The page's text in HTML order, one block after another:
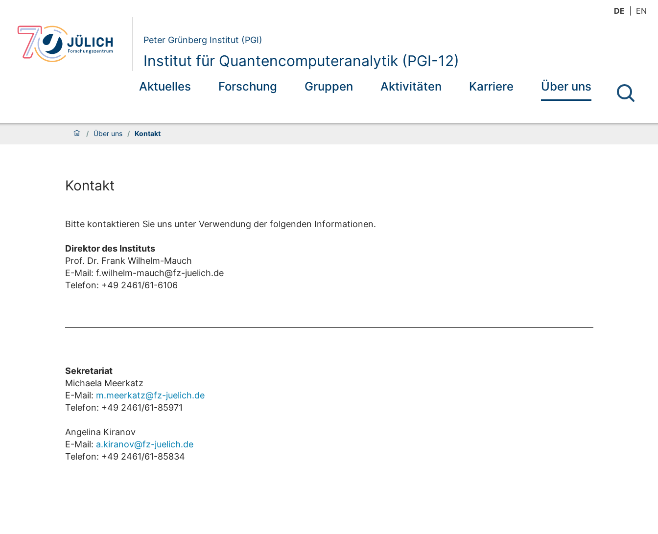
DE EN
Peter Grünberg Institut (PGI)
Institut für Quantencomputeranalytik (PGI-12)
Aktuelles Forschung Gruppen Aktivitäten Karriere Über uns
/ Über uns / Kontakt
Kontakt
Bitte kontaktieren Sie uns unter Verwendung der folgenden Informationen.
Direktor des Instituts
Prof. Dr. Frank Wilhelm-Mauch
E-Mail: f.wilhelm-mauch@fz-juelich.de
Telefon: +49 2461/61-6106
Sekretariat
Michaela Meerkatz
E-Mail: m.meerkatz@fz-juelich.de
Telefon: +49 2461/61-85971
Angelina Kiranov
E-Mail: a.kiranov@fz-juelich.de
Telefon: +49 2461/61-85834